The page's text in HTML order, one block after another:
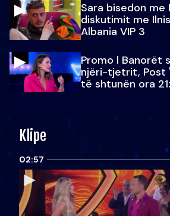
Sara bisedon me
diskutimit me
Albania VIP 3
Promo l Banorët
njëri-tjetrit, Post
të shtunën ora
Klipe
02:57